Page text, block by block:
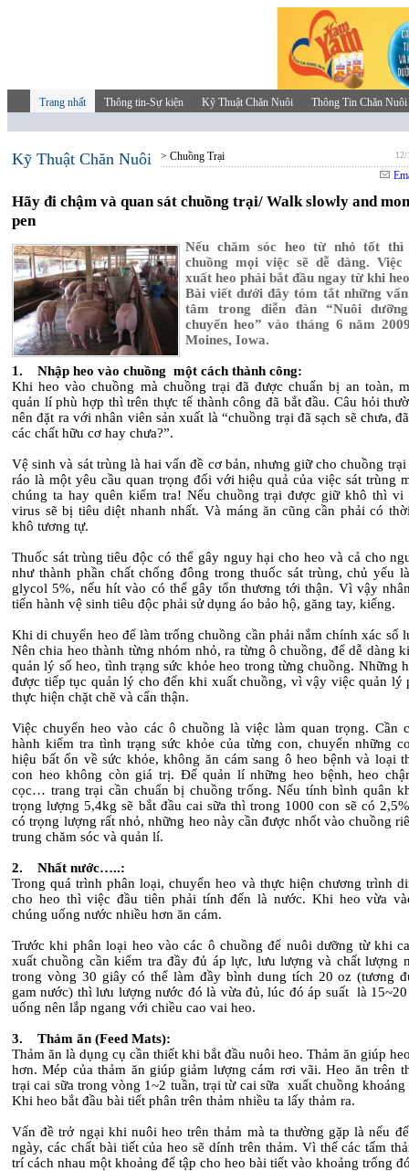
Trang nhất Thông tin-Sự kiện Kỹ Thuật Chăn Nuôi Thông Tin Chăn Nuôi
Kỹ Thuật Chăn Nuôi > Chuồng Trại
Hãy đi chậm và quan sát chuồng trại/ Walk slowly and
pen
Nếu chăm sóc heo từ nhỏ tốt
chuồng mọi việc sẽ dễ dàng. Việc
xuất heo phải bắt đầu ngay từ khi
Bài viết dưới đây tóm tắt những
tâm trong diễn đàn “Nuôi
chuyển heo” vào tháng 6 năm
Moines, Iowa.
1. Nhập heo vào chuồng một cách thành công:
Khi heo vào chuồng mà chuồng trại đã được chuẩn bị an toàn,
quản lí phù hợp thì trên thực tế thành công đã bắt đầu. Câu hỏi
nên đặt ra với nhân viên sản xuất là “chuồng trại đã sạch sẽ chưa,
các chất hữu cơ hay chưa?”.
Vệ sinh và sát trùng là hai vấn đề cơ bản, nhưng giữ cho chuồng
ráo là một yêu cầu quan trọng đối với hiệu quả của việc sát trùng
chúng ta hay quên kiểm tra! Nếu chuồng trại được giữ khô thì vi
virus sẽ bị tiêu diệt nhanh nhất. Và máng ăn cũng cần phải có
khô tương tự.
Thuốc sát trùng tiêu độc có thể gây nguy hại cho heo và cả cho
như thành phần chất chống đông trong thuốc sát trùng, chủ yếu
glycol 5%, nếu hít vào có thể gây tổn thương tới thận. Vì vậy
tiến hành vệ sinh tiêu độc phải sử dụng áo bảo hộ, găng tay, kiếng.
Khi di chuyển heo để làm trống chuồng cần phải nắm chính xác số
Nên chia heo thành từng nhóm nhỏ, ra từng ô chuồng, để dễ dàng
quản lý số heo, tình trạng sức khỏe heo trong từng chuồng. Những
được tiếp tục quản lý cho đến khi xuất chuồng, vì vậy việc quản lý
thực hiện chặt chẽ và cẩn thận.
Việc chuyển heo vào các ô chuồng là việc làm quan trọng. Cần
hành kiểm tra tình trạng sức khỏe của từng con, chuyển những
hiệu bất ổn về sức khỏe, không ăn cám sang ô heo bệnh và loại
con heo không còn giá trị. Để quản lí những heo bệnh, heo
cọc… trang trại cần chuẩn bị chuồng trống. Nếu tính bình quân
trọng lượng 5,4kg sẽ bắt đầu cai sữa thì trong 1000 con sẽ có
có trọng lượng rất nhỏ, những heo này cần được nhốt vào chuồng
trung chăm sóc và quản lí.
2. Nhất nước…..:
Trong quá trình phân loại, chuyển heo và thực hiện chương trình
cho heo thì việc đầu tiên phải tính đến là nước. Khi heo vừa
chúng uống nước nhiều hơn ăn cám.
Trước khi phân loại heo vào các ô chuồng để nuôi dưỡng từ khi
xuất chuồng cần kiểm tra đầy đủ áp lực, lưu lượng và chất lượng
trong vòng 30 giây có thể làm đầy bình dung tích 20 oz (tương
gam nước) thì lưu lượng nước đó là vừa đủ, lúc đó áp suất là
uống nên lắp ngang với chiều cao vai heo.
3. Thảm ăn (Feed Mats):
Thảm ăn là dụng cụ cần thiết khi bắt đầu nuôi heo. Thảm ăn giúp
hơn. Mép của thảm ăn giúp giảm lượng cám rơi vãi. Heo ăn trên
trại cai sữa trong vòng 1~2 tuần, trại từ cai sữa xuất chuồng khoảng
Khi heo bắt đầu bài tiết phân trên thảm nhiều ta lấy thảm ra.
Vấn đề trở ngại khi nuôi heo trên thảm mà ta thường gặp là nếu
ngày, các chất bài tiết của heo sẽ dính trên thảm. Vì thế các tấm
trí cách nhau một khoảng để tập cho heo bài tiết vào khoảng trống